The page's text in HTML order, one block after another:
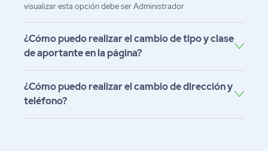
visualizar esta opción debe ser Administrador
¿Cómo puedo realizar el cambio de tipo y clase
de aportante en la página?
¿Cómo puedo realizar el cambio de dirección y
teléfono?